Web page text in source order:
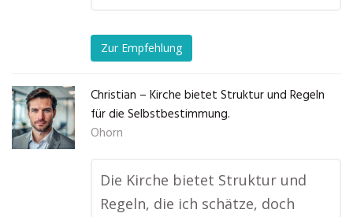
Zur Empfehlung
Christian – Kirche bietet Struktur und Regeln
für die Selbstbestimmung.
Ohorn
Die Kirche bietet Struktur und
Regeln, die ich schätze, doch